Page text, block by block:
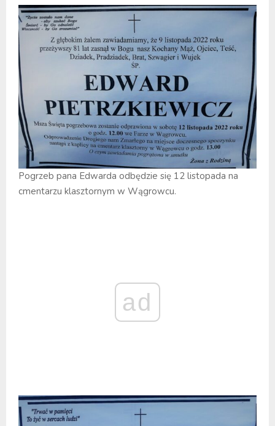
Pogrzeb pana Edwarda odbędzie się 12 listopada na
cmentarzu klasztornym w Wągrowcu.
ad